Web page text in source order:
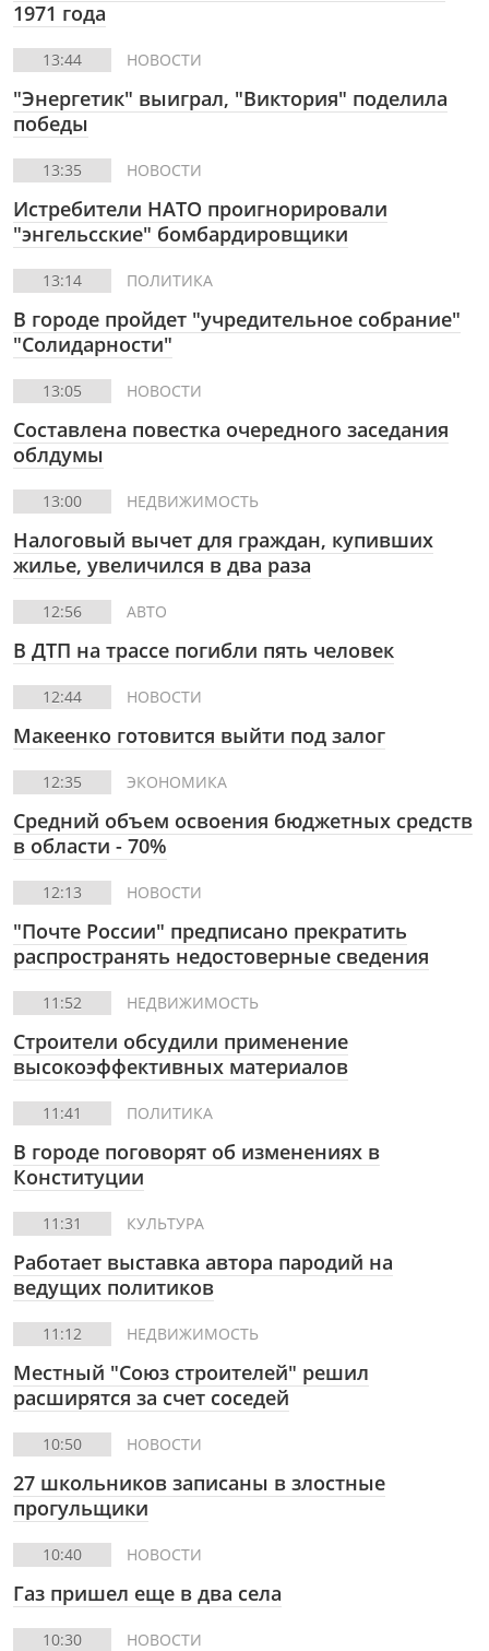
1971 года
13:44 НОВОСТИ
"Энергетик" выиграл, "Виктория" поделила
победы
13:35 НОВОСТИ
Истребители НАТО проигнорировали
"энгельсские" бомбардировщики
13:14 ПОЛИТИКА
В городе пройдет "учредительное собрание"
"Солидарности"
13:05 НОВОСТИ
Составлена повестка очередного заседания
облдумы
13:00 НЕДВИЖИМОСТЬ
Налоговый вычет для граждан, купивших
жилье, увеличился в два раза
12:56 АВТО
В ДТП на трассе погибли пять человек
12:44 НОВОСТИ
Макеенко готовится выйти под залог
12:35 ЭКОНОМИКА
Cредний объем освоения бюджетных средств
в области - 70%
12:13 НОВОСТИ
"Почте России" предписано прекратить
распространять недостоверные сведения
11:52 НЕДВИЖИМОСТЬ
Строители обсудили применение
высокоэффективных материалов
11:41 ПОЛИТИКА
В городе поговорят об изменениях в
Конституции
11:31 КУЛЬТУРА
Работает выставка автора пародий на
ведущих политиков
11:12 НЕДВИЖИМОСТЬ
Местный "Союз строителей" решил
расширятся за счет соседей
10:50 НОВОСТИ
27 школьников записаны в злостные
прогульщики
10:40 НОВОСТИ
Газ пришел еще в два села
10:30 НОВОСТИ